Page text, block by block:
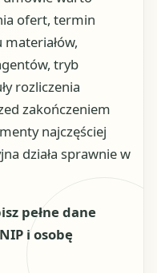
ofert, termin
tryb
rozliczenia
zakończeniem
najczęściej
działa sprawnie w
pełne dane
i osobę